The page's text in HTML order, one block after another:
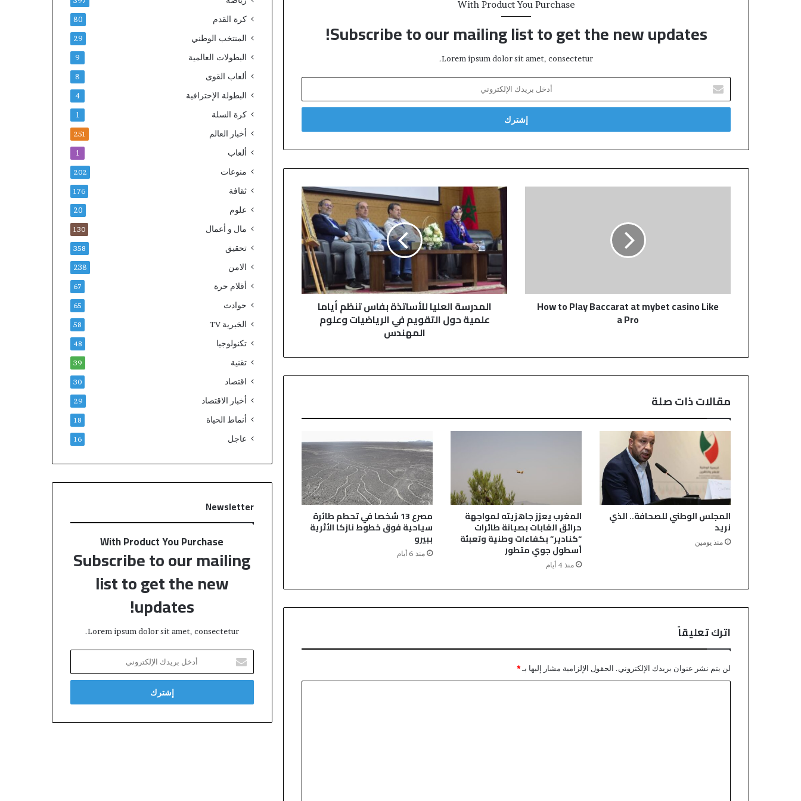
With Product You Purchase
Subscribe to our mailing list to get the new updates!
Lorem ipsum dolor sit amet, consectetur.
بريدك
الإلكتروني
a
How to Play Baccarat at mybet casino Like
a Pro
المدرسة
بفاس
تنظم
أياما
علمية
حول
التقويم
الرياضيات
المدرسة العليا للأساتذة بفاس تنظم أياما
علمية حول التقويم في الرياضيات وعلوم
المهندس
مقالات ذات صلة
المجلس الوطني للصحافة.. الذي
نريد
منذ يومين
المغرب يعزز جاهزيته لمواجهة
حرائق الغابات بصيانة طائرات
“كنادير” بكفاءات وطنية وتعبئة
أسطول جوي متطور
منذ 4 أيام
مصرع 13 شخصا في تحطم طائرة
سياحية فوق خطوط نازكا الأثرية
ببيرو
منذ 6 أيام
اترك تعليقاً
لن يتم نشر عنوان بريدك الإلكتروني. الحقول الإلزامية مشار إليها بـ*
كرة القدم 80
المنتخب الوطني 29
البطولات العالمية 9
ألعاب القوى 8
البطولة الإحترافية 4
كرة السلة 1
أخبار العالم 251
ألعاب 1
منوعات 202
ثقافة 176
علوم 20
مال و أعمال 130
تحقيق 358
الامن 238
أقلام حرة 67
حوادث 65
الخبرية TV 58
تكنولوجيا 48
تقنية 39
اقتصاد 30
أخبار الاقتصاد 29
أنماط الحياة 18
عاجل 16
Newsletter
With Product You Purchase
Subscribe to our mailing
list to get the new
updates!
Lorem ipsum dolor sit amet, consectetur.
بريدك
الإلكتروني